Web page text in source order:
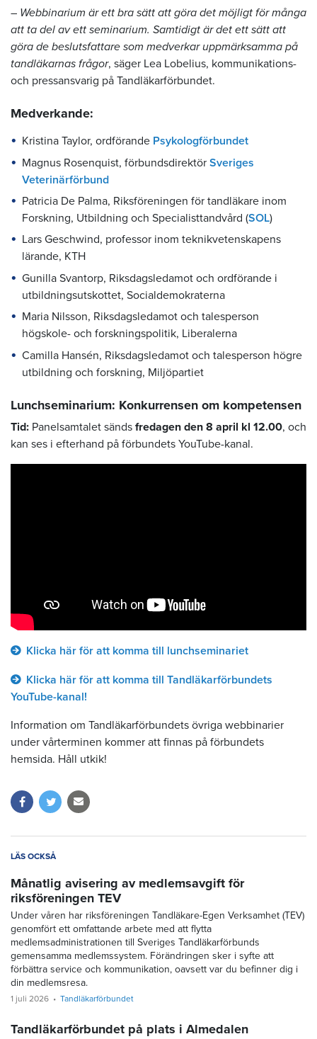
– Webbinarium är ett bra sätt att göra det möjligt för många
att ta del av ett seminarium. Samtidigt är det ett sätt att
göra de beslutsfattare som medverkar uppmärksamma på
tandläkarnas frågor, säger Lea Lobelius, kommunikations-
och pressansvarig på Tandläkarförbundet.
Medverkande:
Kristina Taylor, ordförande Psykologförbundet
Magnus Rosenquist, förbundsdirektör Sveriges
Veterinärförbund
Patricia De Palma, Riksföreningen för tandläkare inom
Forskning, Utbildning och Specialisttandvård (SOL)
Lars Geschwind, professor inom teknikvetenskapens
lärande, KTH
Gunilla Svantorp, Riksdagsledamot och ordförande i
utbildningsutskottet, Socialdemokraterna
Maria Nilsson, Riksdagsledamot och talesperson
högskole- och forskningspolitik, Liberalerna
Camilla Hansén, Riksdagsledamot och talesperson högre
utbildning och forskning, Miljöpartiet
Lunchseminarium: Konkurrensen om kompetensen
Tid: Panelsamtalet sänds fredagen den 8 april kl 12.00, och
kan ses i efterhand på förbundets YouTube-kanal.
Klicka här för att komma till lunchseminariet
Klicka här för att komma till Tandläkarförbundets
YouTube-kanal!
Information om Tandläkarförbundets övriga webbinarier
under vårterminen kommer att finnas på förbundets
hemsida. Håll utkik!
LÄS OCKSÅ
Månatlig avisering av medlemsavgift för
riksföreningen TEV
Under våren har riksföreningen Tandläkare-Egen Verksamhet (TEV)
genomfört ett omfattande arbete med att flytta
medlemsadministrationen till Sveriges Tandläkarförbunds
gemensamma medlemssystem. Förändringen sker i syfte att
förbättra service och kommunikation, oavsett var du befinner dig i
din medlemsresa.
1 juli 2026 Tandläkarförbundet
Tandläkarförbundet på plats i Almedalen